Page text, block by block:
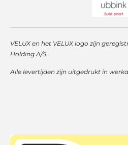
VELUX en het VELUX logo zijn
Holding A/S.
Alle levertijden zijn uitgedrukt in